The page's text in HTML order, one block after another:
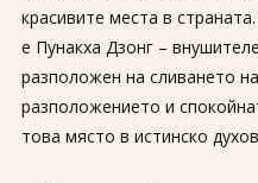
красивите места в
е Пунакха Дзонг –
разположен на сливането
разположението и
това място в истинско